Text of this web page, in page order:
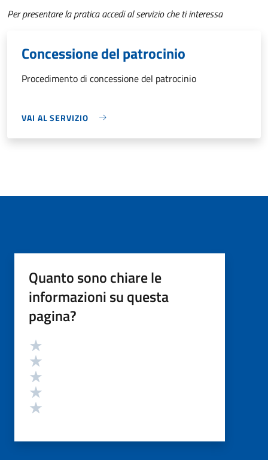
Per presentare la pratica accedi al servizio che ti interessa
Concessione del patrocinio
Procedimento di concessione del patrocinio
VAI AL SERVIZIO
Quanto sono chiare le
informazioni su questa
pagina?
Valutazione